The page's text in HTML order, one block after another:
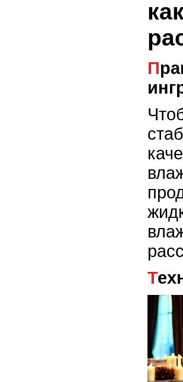
Правильный выбор